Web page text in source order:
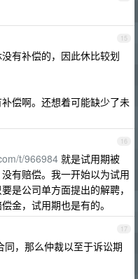
15
有补偿的，因此休比较划
偿啊。还想着可能缺少了未
16
t/966984 就是试用期被
有赔偿。我一开始以为试用
是公司单方面提出的解聘，
金，试用期也是有的。
17
，那么仲裁以至于诉讼期